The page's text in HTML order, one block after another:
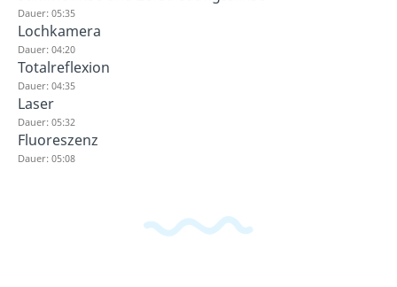
Dauer: 05:35
Lochkamera
Dauer: 04:20
Totalreflexion
Dauer: 04:35
Laser
Dauer: 05:32
Fluoreszenz
Dauer: 05:08